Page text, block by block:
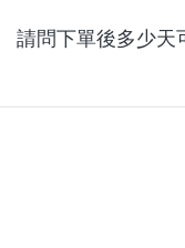
請問下單後多少天